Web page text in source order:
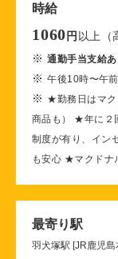
時給
1060 円 以上（
※通勤手当支給あ
※午後10時〜午
※ ★勤務日はマク
商品も） ★年に２
制度が有り、イン
も安心 ★マクドナ
最寄り駅
羽犬塚駅 [JR鹿児